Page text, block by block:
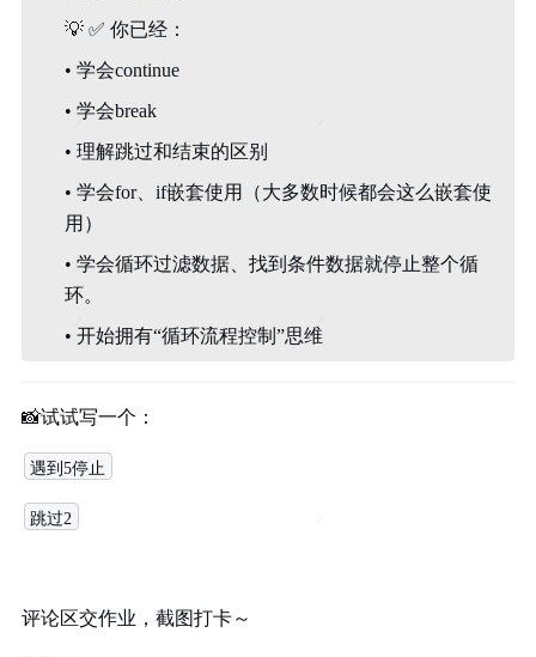
💡 ✅ 你已经：
• 学会continue
• 学会break
• 理解跳过和结束的区别
• 学会for、if嵌套使用（大多数时候都会这么嵌套使
用）
• 学会循环过滤数据、找到条件数据就停止整个循
环。
• 开始拥有“循环流程控制”思维
📸试试写一个：
遇到5停止
跳过2
评论区交作业，截图打卡～